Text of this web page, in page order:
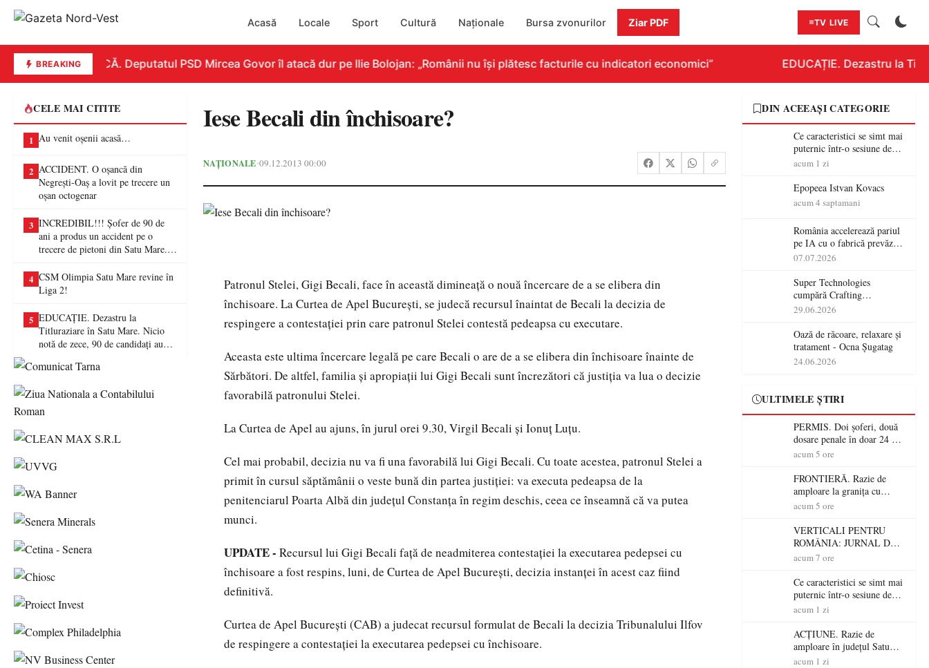
Acasă Locale Sport Cultură Naționale Bursa zvonurilor Ziar PDF TV LIVE
BREAKINGREPLICĂ. Deputatul PSD Mircea Govor îl atacă dur pe Ilie Bolojan: „Românii nu își plătesc facturile cu indicatori economici” EDUCAȚIE. Dezastru la
CELE MAI CITITE
1 Au venit oșenii acasă…
2 ACCIDENT. O oșancă din
Negrești-Oaș a lovit pe trecere un
oșan octogenar
3 INCREDIBIL!!! Șofer de 90 de
ani a produs un accident pe o
trecere de pietoni din Satu Mare. O
4 CSM Olimpia Satu Mare revine în
Liga 2!
5 EDUCAȚIE. Dezastru la
Titluraziare în Satu Mare. Nicio
notă de zece, 90 de candidați au
Iese Becali din închisoare?
NAȚIONALE•09.12.2013 00:00
Patronul Stelei, Gigi Becali, face în această dimineaţă o nouă încercare de a se elibera din
închisoare. La Curtea de Apel Bucureşti, se judecă recursul înaintat de Becali la decizia de
respingere a contestaţiei prin care patronul Stelei contestă pedeapsa cu executare.
Aceasta este ultima încercare legală pe care Becali o are de a se elibera din închisoare înainte de
Sărbători. De altfel, familia şi apropiaţii lui Gigi Becali sunt încrezători că justiţia va lua o decizie
favorabilă patronului Stelei.
La Curtea de Apel au ajuns, în jurul orei 9.30, Virgil Becali şi Ionuţ Luţu.
Cel mai probabil, decizia nu va fi una favorabilă lui Gigi Becali. Cu toate acestea, patronul Stelei a
primit în cursul săptămânii o veste bună din partea justiţiei: va executa pedeapsa de la
penitenciarul Poarta Albă din judeţul Constanţa în regim deschis, ceea ce înseamnă că va putea
munci.
UPDATE - Recursul lui Gigi Becali faţă de neadmiterea contestaţiei la executarea pedepsei cu
închisoare a fost respins, luni, de Curtea de Apel Bucureşti, decizia instanţei în acest caz fiind
definitivă.
Curtea de Apel Bucureşti (CAB) a judecat recursul formulat de Becali la decizia Tribunalului Ilfov
de respingere a contestaţiei la executarea pedepsei cu închisoare.
DIN ACEEAȘI CATEGORIE
Ce caracteristici se simt mai
puternic într-o sesiune de
distracție la sloturi online:
RTP?
acum 1 zi
Epopeea Istvan Kovacs
acum 4 saptamani
România accelerează pariul
pe IA cu o fabrică prevăzută
pentru 2027
07.07.2026
Super Technologies
cumpără Crafting
Technologies și își extinde
România
29.06.2026
Oază de răcoare, relaxare și
tratament - Ocna Șugatag
24.06.2026
ULTIMELE ȘTIRI
PERMIS. Doi șoferi, două
dosare penale în doar 24 de
ore la Petea! Unul avea
nu a avut niciodată permis
acum 5 ore
FRONTIERĂ. Razie de
amploare la granița cu
Ungaria! 800 de persoane și
verificate
acum 5 ore
VERTICALI PENTRU
ROMÂNIA: JURNAL DE
CĂLĂTORIE FIJET
acum 7 ore
Ce caracteristici se simt mai
puternic într-o sesiune de
distracție la sloturi online:
RTP?
acum 1 zi
ACȚIUNE. Razie de
amploare în județul Satu
Mare! Polițiștii au dat sute
acum 1 zi